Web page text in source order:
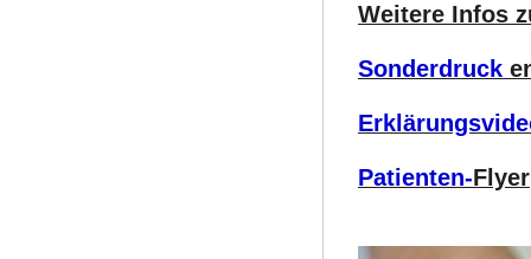
Weitere Infos
Sonderdruck
Patienten-Flyer